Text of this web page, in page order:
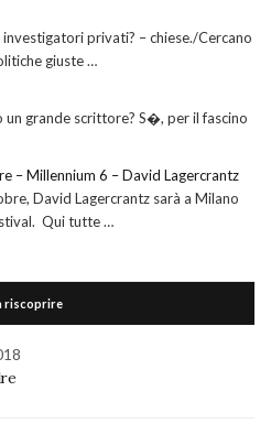
privati? – chiese./Cercano
giuste …
grande scrittore? S�, per il fascino
– Millennium 6 – David Lagercrantz
David Lagercrantz sarà a Milano
Qui tutte …
riscoprire